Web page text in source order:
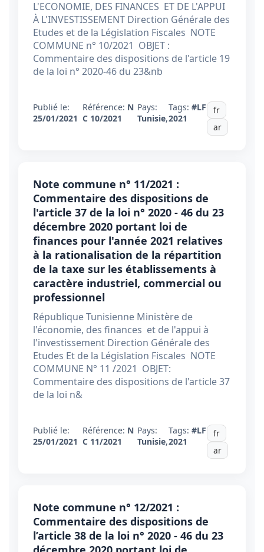
L'ECONOMIE, DES FINANCES ET DE L'APPUI
À L'INVESTISSEMENT Direction Générale des
Etudes et de la Législation Fiscales NOTE
COMMUNE n° 10/2021 OBJET :
Commentaire des dispositions de l'article 19
de la loi n° 2020-46 du 23&nb
Publié le:
25/01/2021
Référence: N
C 10/2021
Pays:
Tunisie,
Tags:#LF
2021
fr
ar
Note commune n° 11/2021 :
Commentaire des dispositions de
l'article 37 de la loi n° 2020 - 46 du 23
décembre 2020 portant loi de
finances pour l'année 2021 relatives
à la rationalisation de la répartition
de la taxe sur les établissements à
caractère industriel, commercial ou
professionnel
République Tunisienne Ministère de
l'économie, des finances et de l'appui à
l'investissement Direction Générale des
Etudes Et de la Législation Fiscales NOTE
COMMUNE N° 11 /2021 OBJET:
Commentaire des dispositions de l'article 37
de la loi n&
Publié le:
25/01/2021
Référence: N
C 11/2021
Pays:
Tunisie,
Tags:#LF
2021
fr
ar
Note commune n° 12/2021 :
Commentaire des dispositions de
l’article 38 de la loi n° 2020 - 46 du 23